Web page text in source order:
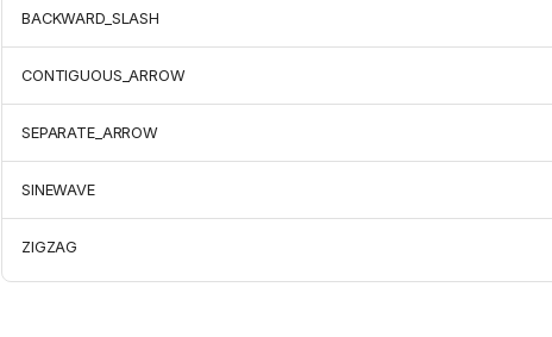
BACKWARD_SLASH
CONTIGUOUS_ARROW
SEPARATE_ARROW
SINEWAVE
ZIGZAG